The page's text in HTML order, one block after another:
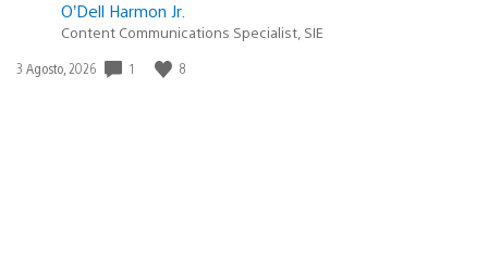
O’Dell Harmon Jr.
Content Communications Specialist, SIE
Data
3 Agosto, 2026 1 8